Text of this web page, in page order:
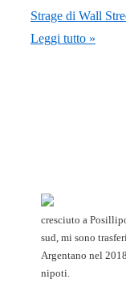
Strage di Wall
Leggi tutto »
cresciuto a
sud, mi sono
Argentano nel
nipoti.